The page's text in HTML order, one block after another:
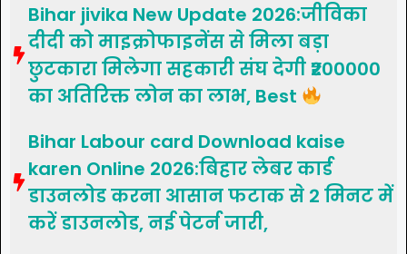
Bihar jivika New Update 2026:जीविका
दीदी को माइक्रोफाइनेंस से मिला बड़ा
छुटकारा मिलेगा सहकारी संघ देगी ₹200000
का अतिरिक्त लोन का लाभ, Best
Bihar Labour card Download kaise
karen Online 2026:बिहार लेबर कार्ड
डाउनलोड करना आसान फटाक से 2 मिनट में
करें डाउनलोड, नई पेटर्न जारी,